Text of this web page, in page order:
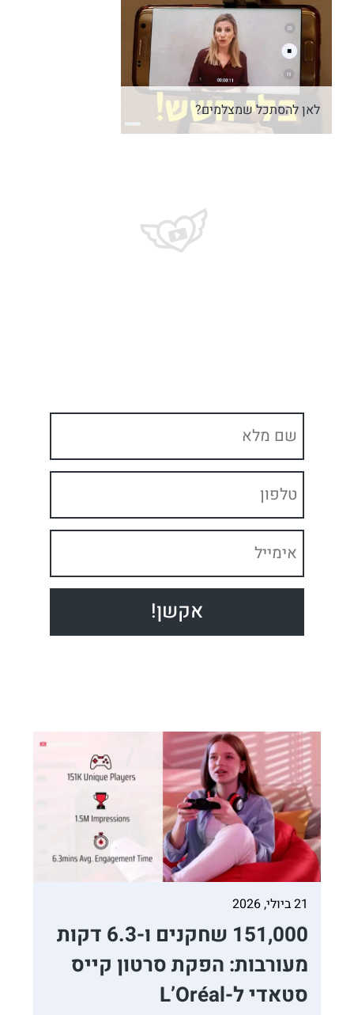
לאן להסתכל שמצלמים?
21 ביולי, 2026
151,000 שחקנים ו-6.3 דקות
מעורבות: הפקת סרטון קייס
סטאדי ל-L’Oréal